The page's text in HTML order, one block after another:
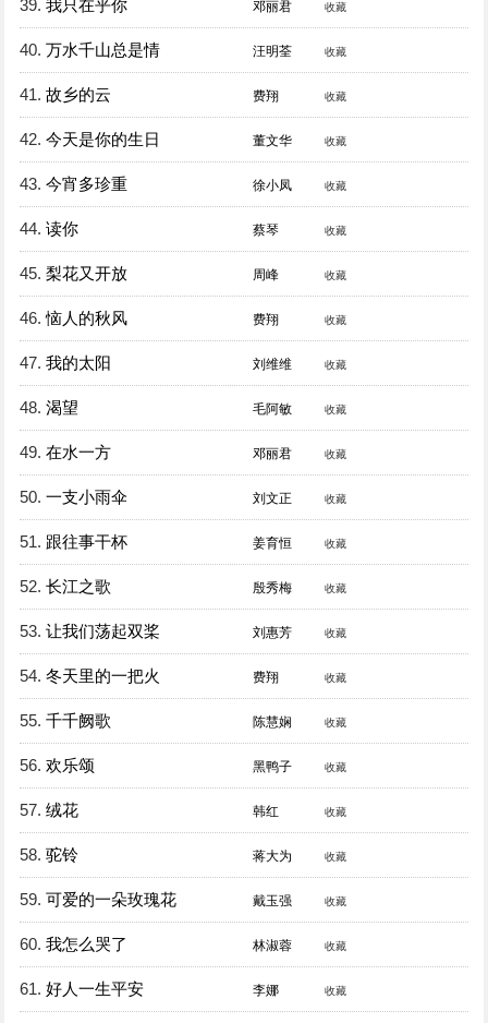
39. 我只在乎你 邓丽君 收藏
40. 万水千山总是情 汪明荃 收藏
41. 故乡的云 费翔 收藏
42. 今天是你的生日 董文华 收藏
43. 今宵多珍重 徐小凤 收藏
44. 读你 蔡琴 收藏
45. 梨花又开放 周峰 收藏
46. 恼人的秋风 费翔 收藏
47. 我的太阳 刘维维 收藏
48. 渴望 毛阿敏 收藏
49. 在水一方 邓丽君 收藏
50. 一支小雨伞 刘文正 收藏
51. 跟往事干杯 姜育恒 收藏
52. 长江之歌 殷秀梅 收藏
53. 让我们荡起双桨 刘惠芳 收藏
54. 冬天里的一把火 费翔 收藏
55. 千千阙歌 陈慧娴 收藏
56. 欢乐颂 黑鸭子 收藏
57. 绒花 韩红 收藏
58. 驼铃 蒋大为 收藏
59. 可爱的一朵玫瑰花 戴玉强 收藏
60. 我怎么哭了 林淑蓉 收藏
61. 好人一生平安 李娜 收藏